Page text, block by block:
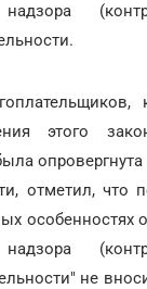
надзора
этого
отметил, что
особенностях
надзора
не